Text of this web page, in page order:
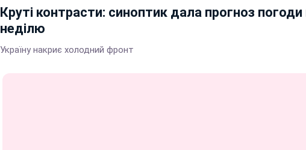
Круті контрасти: синоптик дала прогноз погоди
неділю
Україну накриє холодний фронт